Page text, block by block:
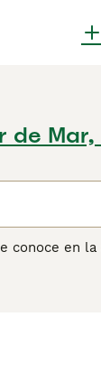
de
conoce en
perro.